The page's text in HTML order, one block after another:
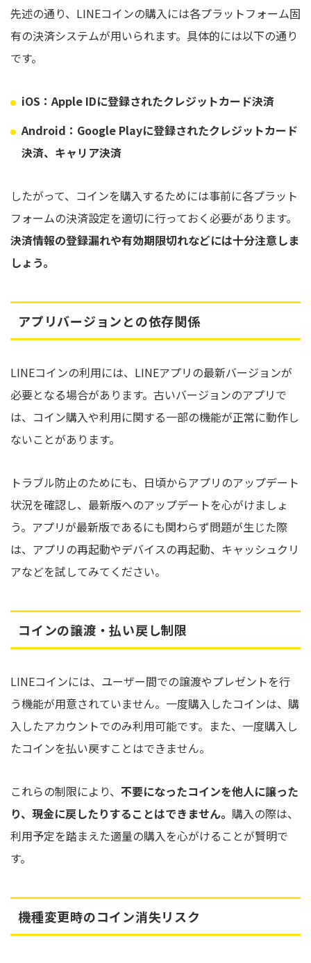
先述の通り、LINEコインの購入には各プラットフォーム固
有の決済システムが用いられます。具体的には以下の通り
です。
iOS：Apple IDに登録されたクレジットカード決済
Android：Google Playに登録されたクレジットカード
決済、キャリア決済
したがって、コインを購入するためには事前に各プラット
フォームの決済設定を適切に行っておく必要があります。
決済情報の登録漏れや有効期限切れなどには十分注意しま
しょう。
アプリバージョンとの依存関係
LINEコインの利用には、LINEアプリの最新バージョンが
必要となる場合があります。古いバージョンのアプリで
は、コイン購入や利用に関する一部の機能が正常に動作し
ないことがあります。
トラブル防止のためにも、日頃からアプリのアップデート
状況を確認し、最新版へのアップデートを心がけましょ
う。アプリが最新版であるにも関わらず問題が生じた際
は、アプリの再起動やデバイスの再起動、キャッシュクリ
アなどを試してみてください。
コインの譲渡・払い戻し制限
LINEコインには、ユーザー間での譲渡やプレゼントを行
う機能が用意されていません。一度購入したコインは、購
入したアカウントでのみ利用可能です。また、一度購入し
たコインを払い戻すことはできません。
これらの制限により、 不要になったコインを他人に譲った
り、現金に戻したりすることはできません。 購入の際は、
利用予定を踏まえた適量の購入を心がけることが賢明で
す。
機種変更時のコイン消失リスク